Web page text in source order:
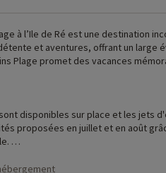
à l’Ile de Ré est une
et aventures, offrant un large
Plage promet des vacances
disponibles sur place et les jets
proposées en juillet et en août
intégré à son environnement et